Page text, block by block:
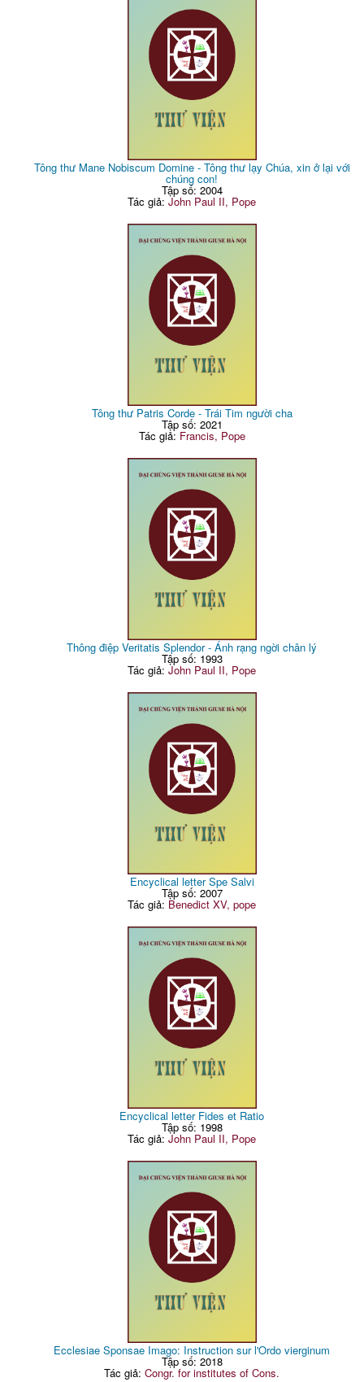
Tông thư Mane Nobiscum Domine - Tông thư lạy Chúa, xin ở lại với
chúng con!
Tập số: 2004
Tác giả:John Paul II, Pope
Tông thư Patris Corde - Trái Tim người cha
Tập số: 2021
Tác giả: Francis, Pope
Thông điệp Veritatis Splendor - Ánh rạng ngời chân lý
Tập số: 1993
Tác giả:John Paul II, Pope
Encyclical letter Spe Salvi
Tập số: 2007
Tác giả: Benedict XV, pope
Encyclical letter Fides et Ratio
Tập số: 1998
Tác giả:John Paul II, Pope
Ecclesiae Sponsae Imago: Instruction sur l'Ordo vierginum
Tập số: 2018
Tác giả:Congr. for institutes of Cons.